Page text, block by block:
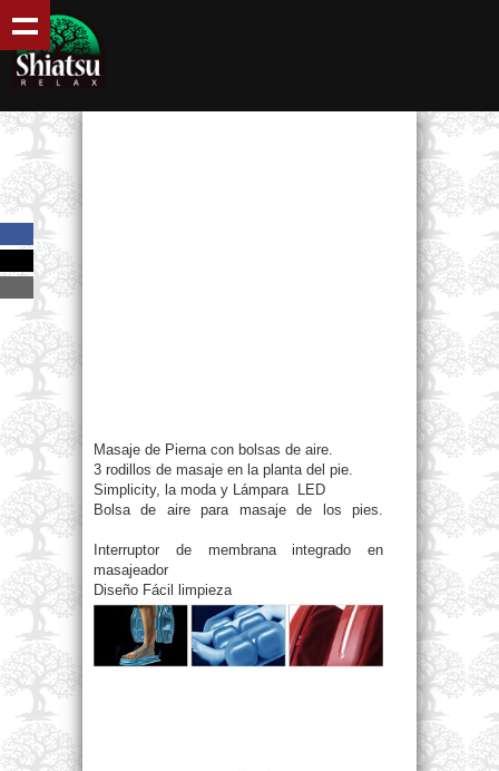
Masaje de Pierna con bolsas de aire.
3 rodillos de masaje en la planta del pie.
Simplicity, la moda y Lámpara
LED
Bolsa de aire para masaje de los pies.
Interruptor de membrana integrado en
masajeador
Diseño Fácil limpieza